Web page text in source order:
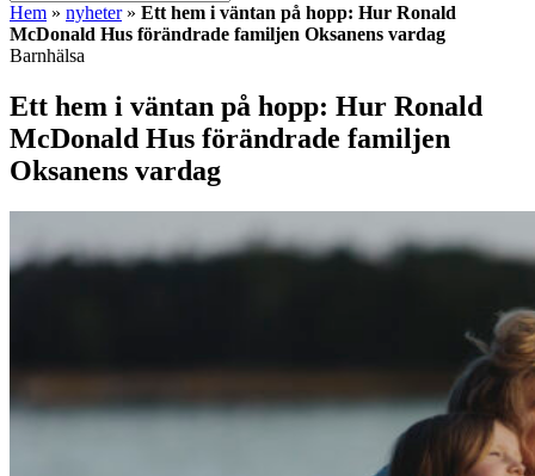
Hem » nyheter» Ett hem i väntan på hopp: Hur Ronald
McDonald Hus förändrade familjen Oksanens vardag
Barnhälsa
Ett hem i väntan på hopp: Hur Ronald
McDonald Hus förändrade familjen
Oksanens vardag